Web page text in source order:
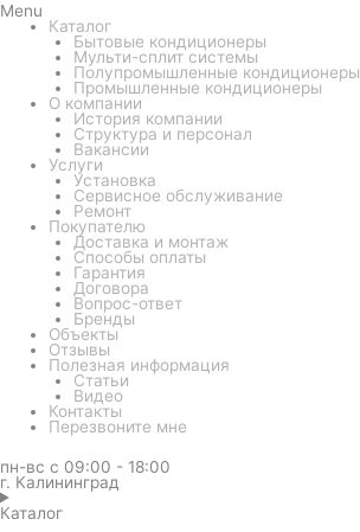
Menu
Каталог
Бытовые кондиционеры
Мульти-сплит системы
Полупромышленные кондиционеры
Промышленные кондиционеры
О компании
История компании
Структура и персонал
Вакансии
Услуги
Установка
Сервисное обслуживание
Ремонт
Покупателю
Доставка и монтаж
Способы оплаты
Гарантия
Договора
Вопрос-ответ
Бренды
Объекты
Отзывы
Полезная информация
Статьи
Видео
Контакты
Перезвоните мне
пн-вс с 09:00 - 18:00
г. Калининград
Каталог